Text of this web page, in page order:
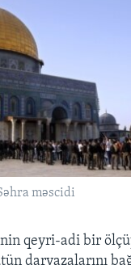
məscidi
qeyri-adi bir
darvazalarını